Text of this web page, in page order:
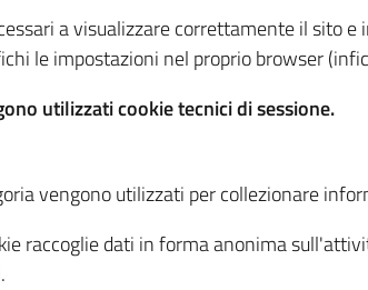
a visualizzare correttamente il sito
le impostazioni nel proprio browser
utilizzati cookie tecnici di sessione.
vengono utilizzati per collezionare
raccoglie dati in forma anonima